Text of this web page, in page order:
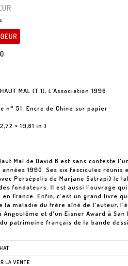
HAUT MAL (T.1), L'Association 1996
n° 51. Encre de Chine sur papier
× 19,61 in.)
Mal de David B est sans conteste
1990. Ses six fascicules réunis
Persépolis de Marjane Satrapi) le
fondateurs. Il est aussi l'ouvrage
France. Enfin, c'est un grand livre
la maladie du frère aîné de l'auteur,
et d'un Eisner Award à San
patrimoine français de la bande
LA VENTE